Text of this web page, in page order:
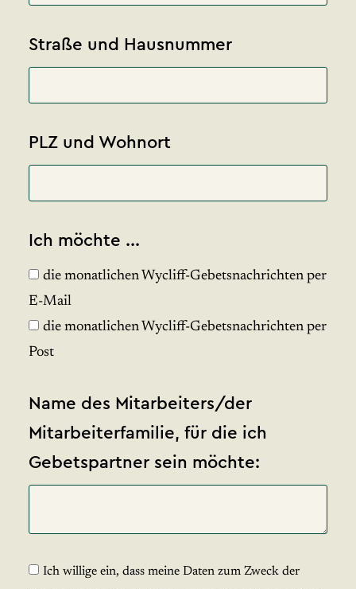
Straße und Hausnummer
PLZ und Wohnort
Ich möchte ...
die monatlichen Wycliff-Gebetsnachrichten per
E-Mail
die monatlichen Wycliff-Gebetsnachrichten per
Post
Name des Mitarbeiters/der
Mitarbeiterfamilie, für die ich
Gebetspartner sein möchte:
Ich willige ein, dass meine Daten zum Zweck der